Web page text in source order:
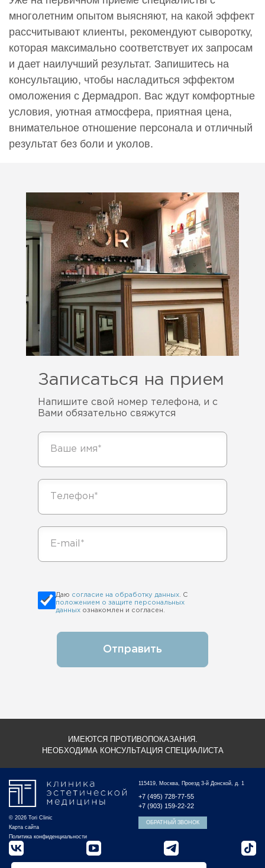
многолетним опытом выясняют, на какой эффект
рассчитывают клиенты, рекомендуют сыворотку,
которая максимально соответствует их запросам
и дает наилучший результат. Запишитесь на
консультацию, чтобы насладиться эффектом
омоложения с Дермадроп. Вас ждут комфортные
условия, уютная атмосфера, приятная цена,
внимательное отношение персонала и отличный
результат без боли и уколов.
Записаться на прием
Напишите свой номер телефона, и с
Вами обязательно свяжутся
Даю согласие на обработку данных . С
положением о защите персональных
данных ознакомлен и согласен.
Отправить
ИМЕЮТСЯ ПРОТИВОПОКАЗАНИЯ.
НЕОБХОДИМА КОНСУЛЬТАЦИЯ СПЕЦИАЛИСТА
© 2026 Tori Clinic
Карта сайта
Политика конфиденциальности
115419, Москва, Проезд 3-й Донской, д. 1
+7 (495) 728-77-55
+7 (903) 159-22-22
ОБРАТНЫЙ ЗВОНОК